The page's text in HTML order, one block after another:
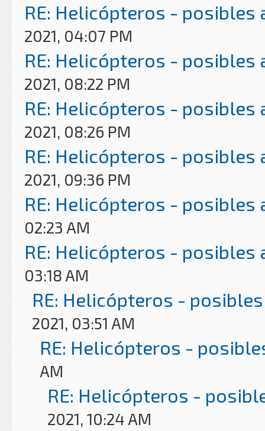
RE: Helicópteros - posibles
2021, 04:07 PM
RE: Helicópteros - posibles
2021, 08:22 PM
RE: Helicópteros - posibles
2021, 08:26 PM
RE: Helicópteros - posibles
2021, 09:36 PM
RE: Helicópteros - posibles
02:23 AM
RE: Helicópteros - posibles
03:18 AM
RE: Helicópteros -
2021, 03:51 AM
RE: Helicópteros -
AM
RE: Helicópteros -
2021, 10:24 AM